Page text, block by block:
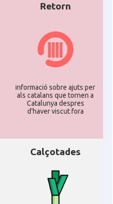
Retorn
informació sobre ajuts per
als catalans que tornen a
Catalunya despres
d'haver viscut fora
Calçotades